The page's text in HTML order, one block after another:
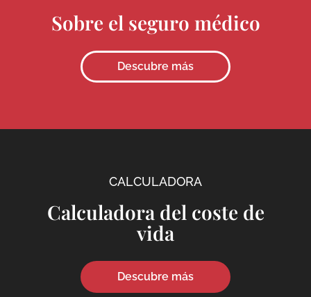
Sobre el seguro médico
Descubre más
CALCULADORA
Calculadora del coste de
vida
Descubre más